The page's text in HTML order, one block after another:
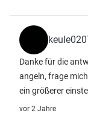
Danke für die
angeln, frage
ein größerer
vor 2 Jahre